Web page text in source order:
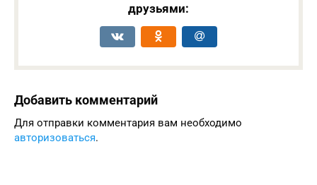
друзьями:
Добавить комментарий
Для отправки комментария вам необходимо
авторизоваться.